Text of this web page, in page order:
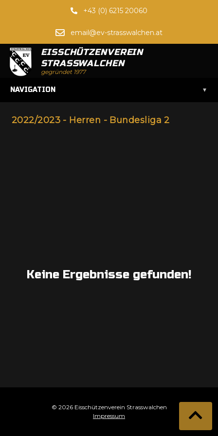
+43 (0) 6215 20060
email@ev-strasswalchen.at
EISSCHÜTZENVEREIN
STRASSWALCHEN
gegründet 1977
NAVIGATION ▾
2022/2023 - Herren - Bundesliga 2
Keine Ergebnisse gefunden!
© 2026 Eisschützenverein Strasswalchen
Impressum